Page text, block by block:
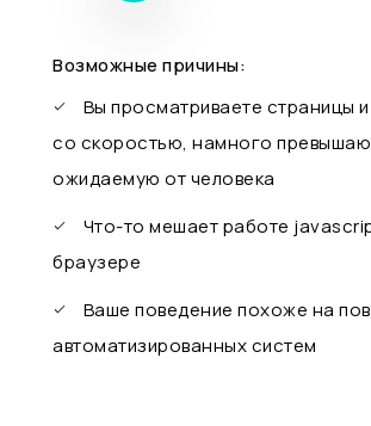
Возможные причины:
Вы просматриваете страницы и
со скоростью, намного
ожидаемую от человека
Что-то мешает работе
браузере
Ваше поведение похоже на
автоматизированных систем